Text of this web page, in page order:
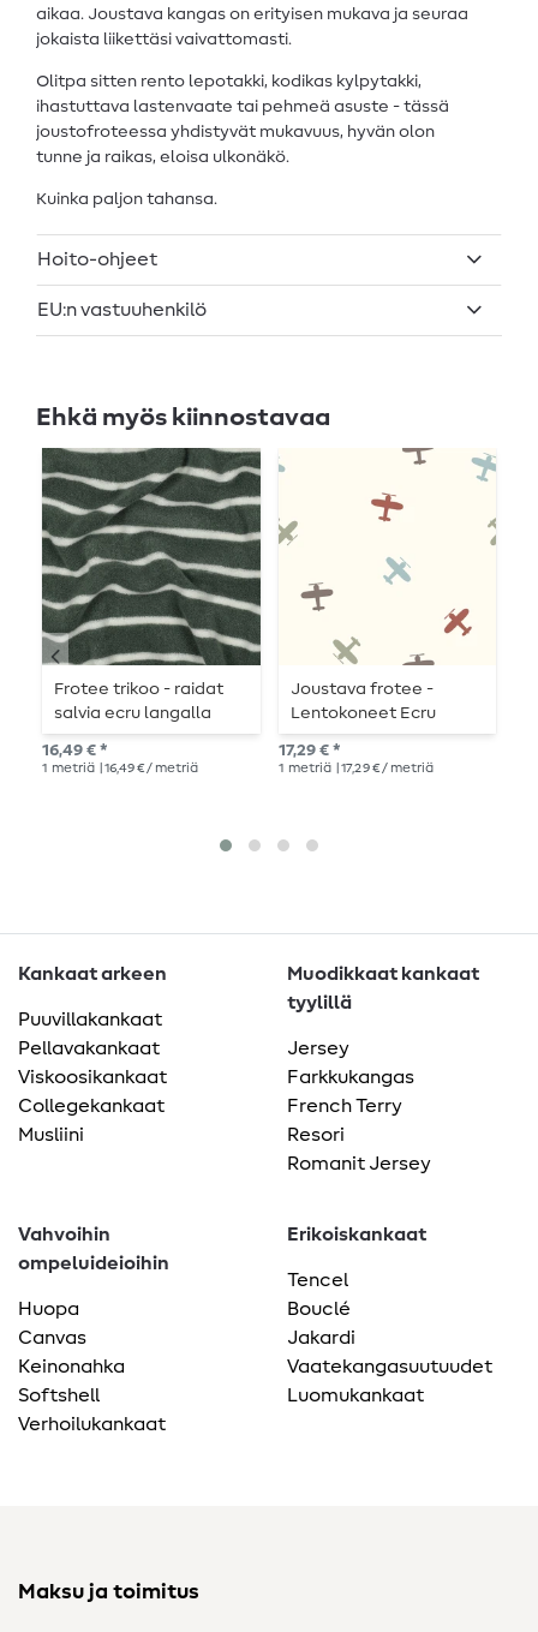
aikaa. Joustava kangas on erityisen mukava ja seuraa
jokaista liikettäsi vaivattomasti.
Olitpa sitten rento lepotakki, kodikas kylpytakki,
ihastuttava lastenvaate tai pehmeä asuste - tässä
joustofroteessa yhdistyvät mukavuus, hyvän olon
tunne ja raikas, eloisa ulkonäkö.
Kuinka paljon tahansa.
Hoito-ohjeet
EU:n vastuuhenkilö
Ehkä myös kiinnostavaa
Frotee trikoo - raidat
salvia ecru langalla
värjättyä
16,49 € *
1 metriä | 16,49 € / metriä
Joustava frotee -
Lentokoneet Ecru
17,29 € *
1 metriä | 17,29 € / metriä
Kankaat arkeen
Puuvillakankaat
Pellavakankaat
Viskoosikankaat
Collegekankaat
Musliini
Muodikkaat kankaat
tyylillä
Jersey
Farkkukangas
French Terry
Resori
Romanit Jersey
Vahvoihin
ompeluideioihin
Huopa
Canvas
Keinonahka
Softshell
Verhoilukankaat
Erikoiskankaat
Tencel
Bouclé
Jakardi
Vaatekangasuutuudet
Luomukankaat
Maksu ja toimitus